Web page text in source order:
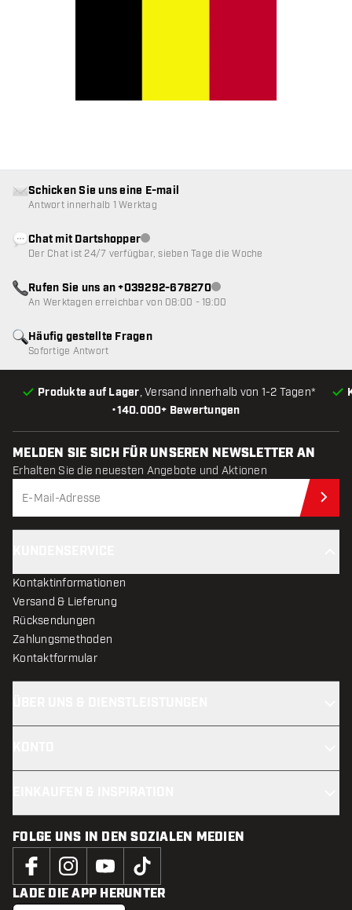
•140.000+ Bewertungen
Produkte auf Lager, Versand innerhalb von 1-2 Tagen*
Häufig gestellte Fragen
Sofortige Antwort
Schicken Sie uns eine E-mail
Antwort innerhalb 1 Werktag
Chat mit DartshopperKundenservice nicht verfügbar
Der Chat ist 24/7 verfügbar, sieben Tage die Woche
Rufen Sie uns an +039292-678270Kundenservice nicht
An Werktagen erreichbar von 08:00 - 19:00
MELDEN SIE SICH FÜR UNSEREN NEWSLETTER AN
Erhalten Sie die neuesten Angebote und Aktionen
Kontaktinformationen
Versand & Lieferung
Rücksendungen
Zahlungsmethoden
Kontaktformular
FOLGE UNS IN DEN SOZIALEN MEDIEN
LADE DIE APP HERUNTER